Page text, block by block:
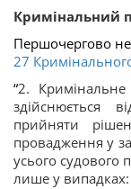
Кримінальний
Першочергово
27
“2. Кримінальне
здійснюється
прийняти
провадження у
усього судового
лише у випадках: